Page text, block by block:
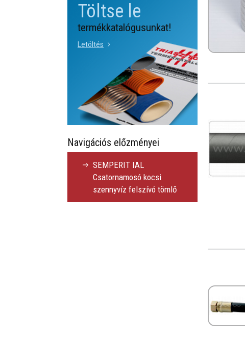
Töltse le
termékkatalógusunkat!
Letöltés
Navigációs előzményei
SEMPERIT IAL
Csatornamosó kocsi
szennyvíz felszívó tömlő